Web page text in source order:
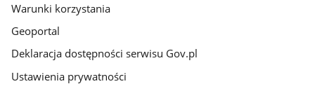
Warunki korzystania
Geoportal
Deklaracja dostępności serwisu Gov.pl
Ustawienia prywatności